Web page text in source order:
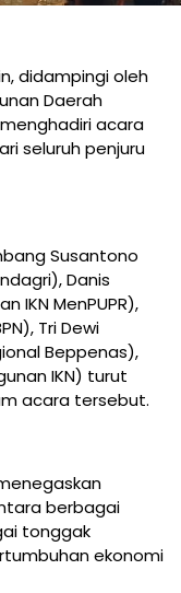
didampingi oleh
Daerah
acara
seluruh penjuru
Susantono
Danis
IKN MenPUPR),
Tri Dewi
Beppenas),
IKN) turut
acara tersebut.
berbagai
tonggak
ekonomi